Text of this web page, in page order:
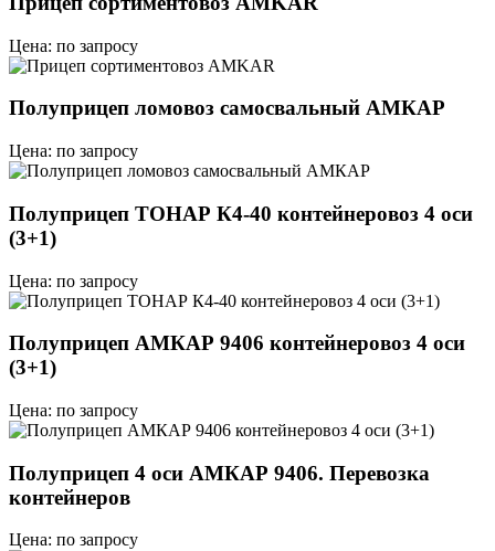
Цена: по запросу
Полуприцеп ломовоз самосвальный АМКАР
Цена: по запросу
Полуприцеп ТОНАР К4-40 контейнеровоз 4 оси
(3+1)
Цена: по запросу
Полуприцеп АМКАР 9406 контейнеровоз 4 оси
(3+1)
Цена: по запросу
Полуприцеп 4 оси АМКАР 9406. Перевозка
контейнеров
Цена: по запросу